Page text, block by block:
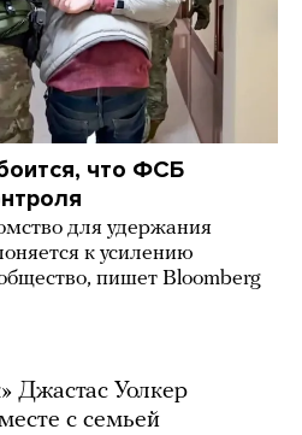
что ФСБ
для удержания
к усилению
пишет Bloomberg
Джастас Уолкер
с семьей